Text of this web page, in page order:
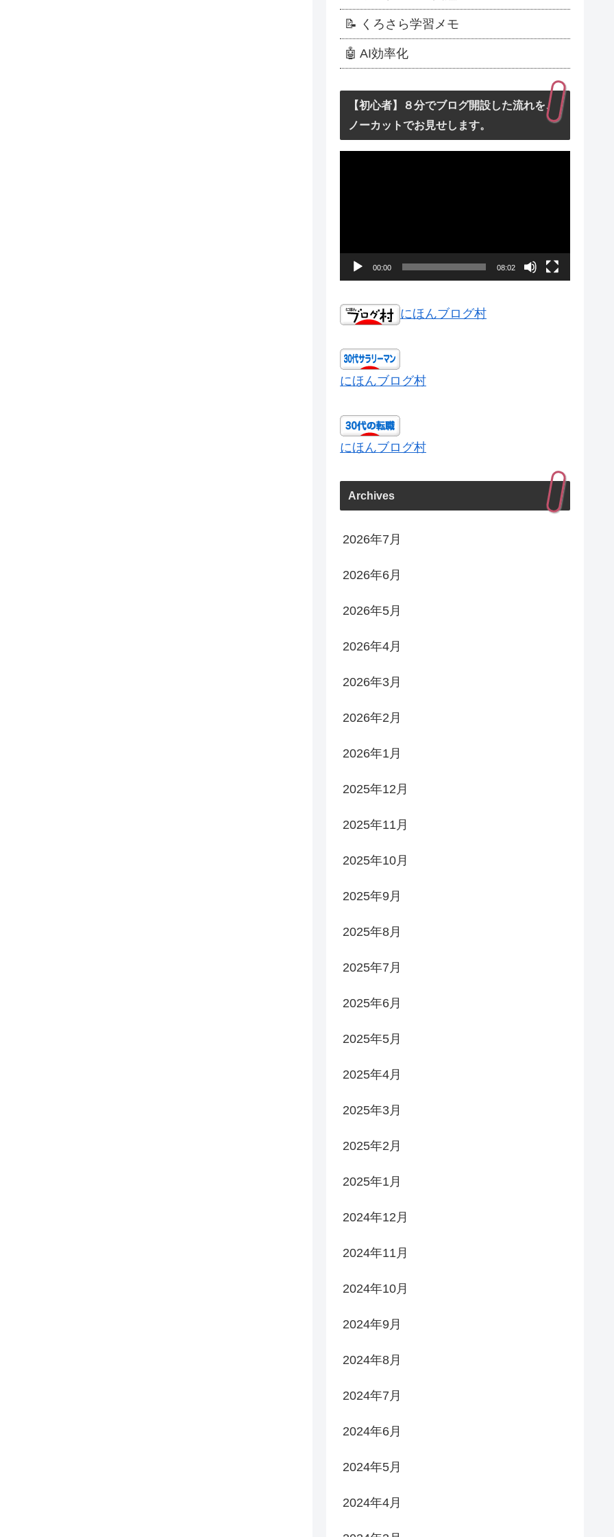
📝 くろさら学習メモ
🤖 AI効率化
【初心者】８分でブログ開設した流れを、
ノーカットでお見せします。
00:00 08:02
にほんブログ村
にほんブログ村
にほんブログ村
Archives
2026年7月
2026年6月
2026年5月
2026年4月
2026年3月
2026年2月
2026年1月
2025年12月
2025年11月
2025年10月
2025年9月
2025年8月
2025年7月
2025年6月
2025年5月
2025年4月
2025年3月
2025年2月
2025年1月
2024年12月
2024年11月
2024年10月
2024年9月
2024年8月
2024年7月
2024年6月
2024年5月
2024年4月